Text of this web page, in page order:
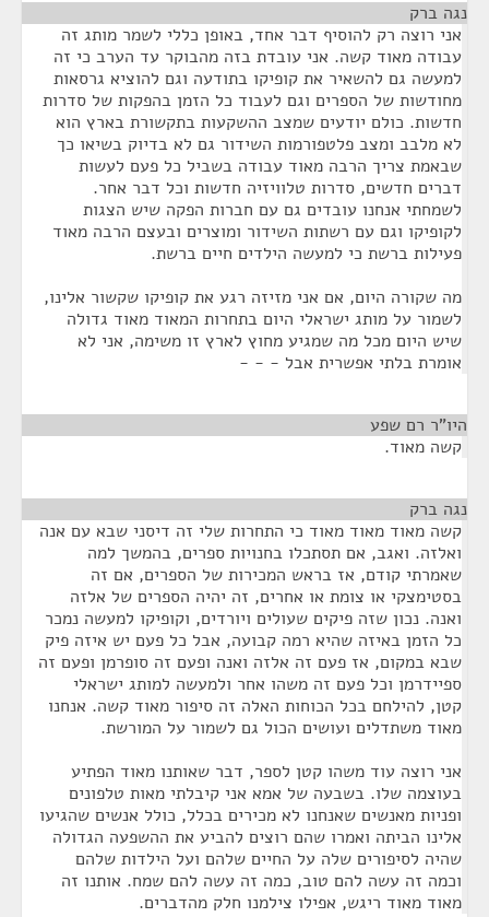
נגה ברק
אני רוצה רק להוסיף דבר אחד, באופן כללי לשמר מותג זה
עבודה מאוד קשה. אני עובדת בזה מהבוקר עד הערב כי זה
למעשה גם להשאיר את קופיקו בתודעה וגם להוציא גרסאות
מחודשות של הספרים וגם לעבוד כל הזמן בהפקות של סדרות
חדשות. כולם יודעים שמצב ההשקעות בתקשורת בארץ הוא
לא מלבב ומצב פלטפורמות השידור גם לא בדיוק בשיאו כך
שבאמת צריך הרבה מאוד עבודה בשביל כל פעם לעשות
דברים חדשים, סדרות טלוויזיה חדשות וכל דבר אחר.
לשמחתי אנחנו עובדים גם עם חברות הפקה שיש הצגות
לקופיקו וגם עם רשתות השידור ומוצרים ובעצם הרבה מאוד
פעילות ברשת כי למעשה הילדים חיים ברשת.
מה שקורה היום, אם אני מזיזה רגע את קופיקו שקשור אלינו,
לשמור על מותג ישראלי היום בתחרות המאוד מאוד גדולה
שיש היום מכל מה שמגיע מחוץ לארץ זו משימה, אני לא
אומרת בלתי אפשרית אבל - - -
היו"ר רם שפע
קשה מאוד.
נגה ברק
קשה מאוד מאוד מאוד כי התחרות שלי זה דיסני שבא עם אנה
ואלזה. ואגב, אם תסתכלו בחנויות ספרים, בהמשך למה
שאמרתי קודם, אז בראש המכירות של הספרים, אם זה
בסטימצקי או צומת או אחרים, זה יהיה הספרים של אלזה
ואנה. נכון שזה פיקים שעולים ויורדים, וקופיקו למעשה נמכר
כל הזמן באיזה שהיא רמה קבועה, אבל כל פעם יש איזה פיק
שבא במקום, אז פעם זה אלזה ואנה ופעם זה סופרמן ופעם זה
ספיידרמן וכל פעם זה משהו אחר ולמעשה למותג ישראלי
קטן, להילחם בכל הכוחות האלה זה סיפור מאוד קשה. אנחנו
מאוד משתדלים ועושים הכול גם לשמור על המורשת.
אני רוצה עוד משהו קטן לספר, דבר שאותנו מאוד הפתיע
בעוצמה שלו. בשבעה של אמא אני קיבלתי מאות טלפונים
ופניות מאנשים שאנחנו לא מכירים בכלל, כולל אנשים שהגיעו
אלינו הביתה ואמרו שהם רוצים להביע את ההשפעה הגדולה
שהיה לסיפורים שלה על החיים שלהם ועל הילדות שלהם
וכמה זה עשה להם טוב, כמה זה עשה להם שמח. אותנו זה
מאוד מאוד ריגש, אפילו צילמנו חלק מהדברים.